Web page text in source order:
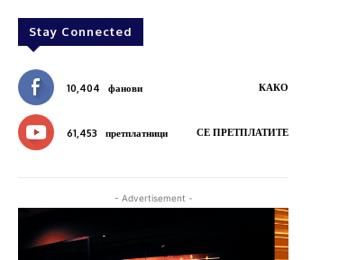
Stay Connected
10,404 фанови КАКО
61,453 претплатници СЕ ПРЕТПЛАТИТЕ
- Advertisement -